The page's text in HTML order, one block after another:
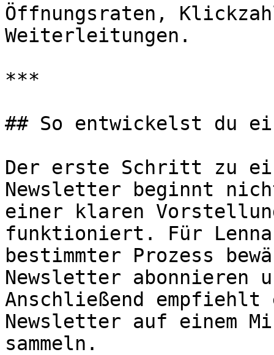
Öffnungsraten,
Weiterleitungen.
***
## So entwickelst du
Der erste Schritt zu
Newsletter beginnt
einer klaren
funktioniert. Für
bestimmter Prozess
Newsletter abonnieren
Anschließend
Newsletter auf einem
sammeln.